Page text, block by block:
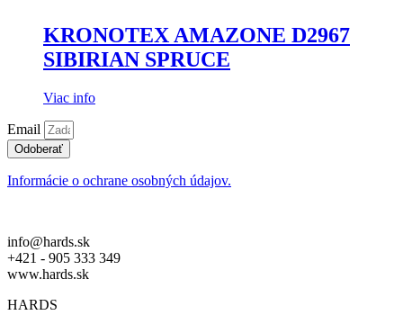
KRONOTEX AMAZONE D2967
SIBIRIAN SPRUCE
Viac info
Email
Odoberať
Informácie o ochrane osobných údajov.
info@hards.sk
+421 - 905 333 349
www.hards.sk
HARDS